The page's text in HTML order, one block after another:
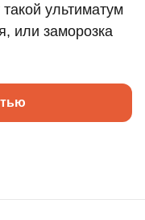
ультиматум
или заморозка